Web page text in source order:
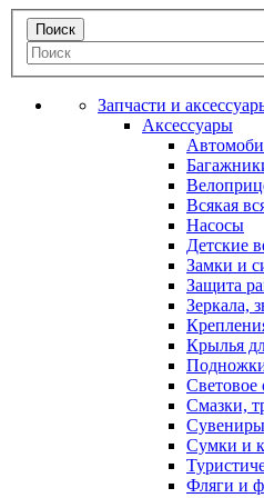
Запчасти и
Аксессуары
Всякая
Насосы
Детские
Замки и
Защита
Зеркала,
Крылья
Световое
Смазки,
Сумки и
Фляги и